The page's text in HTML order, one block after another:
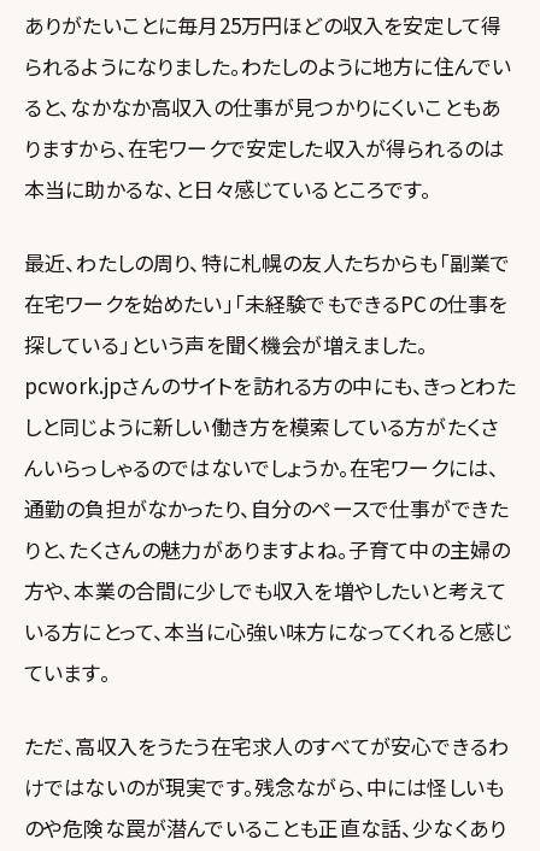
ありがたいことに毎月25万円ほどの収入を安定して得
られるようになりました。わたしのように地方に住んでい
ると、なかなか高収入の仕事が見つかりにくいこともあ
りますから、在宅ワークで安定した収入が得られるのは
本当に助かるな、と日々感じているところです。
最近、わたしの周り、特に札幌の友人たちからも「副業で
在宅ワークを始めたい」「未経験でもできるPCの仕事を
探している」という声を聞く機会が増えました。
pcwork.jpさんのサイトを訪れる方の中にも、きっとわた
しと同じように新しい働き方を模索している方がたくさ
んいらっしゃるのではないでしょうか。在宅ワークには、
通勤の負担がなかったり、自分のペースで仕事ができた
りと、たくさんの魅力がありますよね。子育て中の主婦の
方や、本業の合間に少しでも収入を増やしたいと考えて
いる方にとって、本当に心強い味方になってくれると感じ
ています。
ただ、高収入をうたう在宅求人のすべてが安心できるわ
けではないのが現実です。残念ながら、中には怪しいも
のや危険な罠が潜んでいることも正直な話、少なくあり